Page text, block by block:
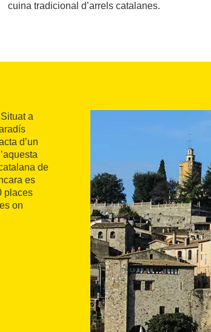
cuina tradicional d’arrels catalanes.
a
d’un
de
es
places
on